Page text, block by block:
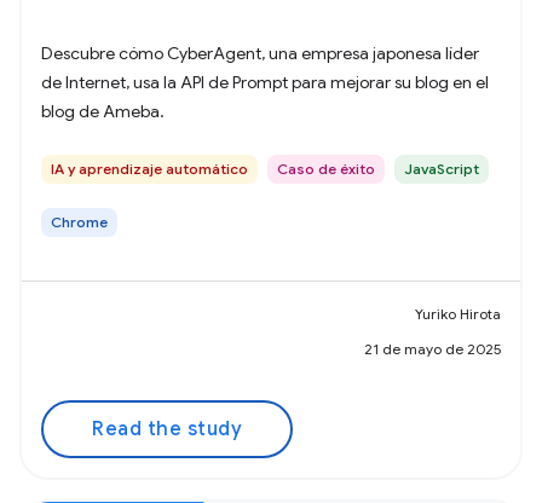
Descubre cómo CyberAgent, una empresa japonesa líder
de Internet, usa la API de Prompt para mejorar su blog en el
blog de Ameba.
IA y aprendizaje automático Caso de éxito JavaScript
Chrome
Yuriko Hirota
21 de mayo de 2025
Read the study